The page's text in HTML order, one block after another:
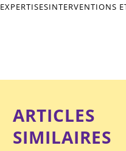
EXPERTISESINTERVENTIONS
ARTICLES
SIMILAIRES